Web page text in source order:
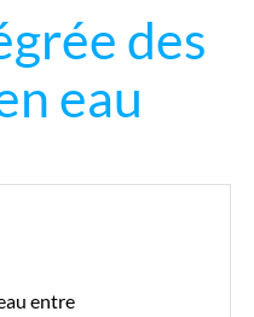
des
eau
entre